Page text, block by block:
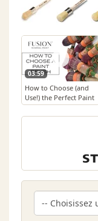
03:59
How to Choose (and
Use!) the Perfect Paint
Brush | Fusion™
Mineral Paint